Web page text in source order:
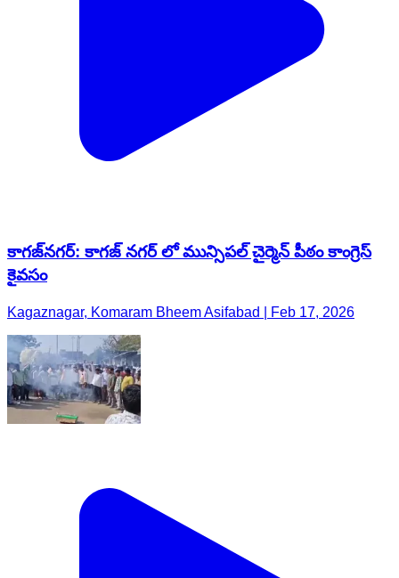
కాగజ్​నగర్: కాగజ్ నగర్ లో మున్సిపల్ చైర్మెన్ పీఠం కాంగ్రెస్
కైవసం
Kagaznagar, Komaram Bheem Asifabad | Feb 17, 2026